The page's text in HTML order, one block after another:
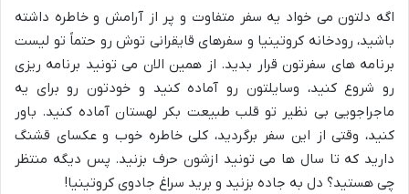
اگه دلتون می خواد یه سفر متفاوت و پر از آرامش و خاطره داشته
باشید، رودخانه کروتینیا و سفرهای قایقرانی توش رو حتماً تو لیست
برنامه های سفرتون قرار بدید. از همین الان می تونید برنامه ریزی
رو شروع کنید، وسایلتون رو آماده کنید و خودتون رو برای یه
ماجراجویی بی نظیر تو قلب طبیعت بکر لهستان آماده کنید. باور
کنید، وقتی از این سفر برگردید، کلی خاطره خوب و عکسای قشنگ
دارید که تا سال ها می تونید ازشون حرف بزنید. پس دیگه منتظر
چی هستید؟ دل به جاده بزنید و برید سراغ جادوی کروتینیا!